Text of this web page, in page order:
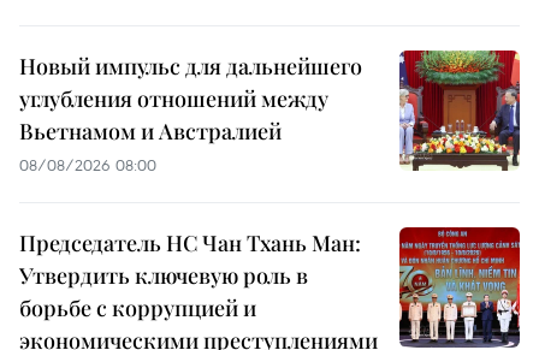
Новый импульс для дальнейшего
углубления отношений между
Вьетнамом и Австралией
08/08/2026 08:00
Председатель НС Чан Тхань Ман:
Утвердить ключевую роль в
борьбе с коррупцией и
экономическими преступлениями